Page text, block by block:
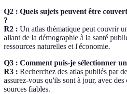
Q2 : Quels sujets peuvent être
?
R2 : Un atlas thématique peut couvrir
allant de la démographie à la santé
ressources naturelles et l'économie.
Q3 : Comment puis-je sélectionner
R3 : Recherchez des atlas publiés par
assurez-vous qu'ils sont à jour, avec
sources fiables.